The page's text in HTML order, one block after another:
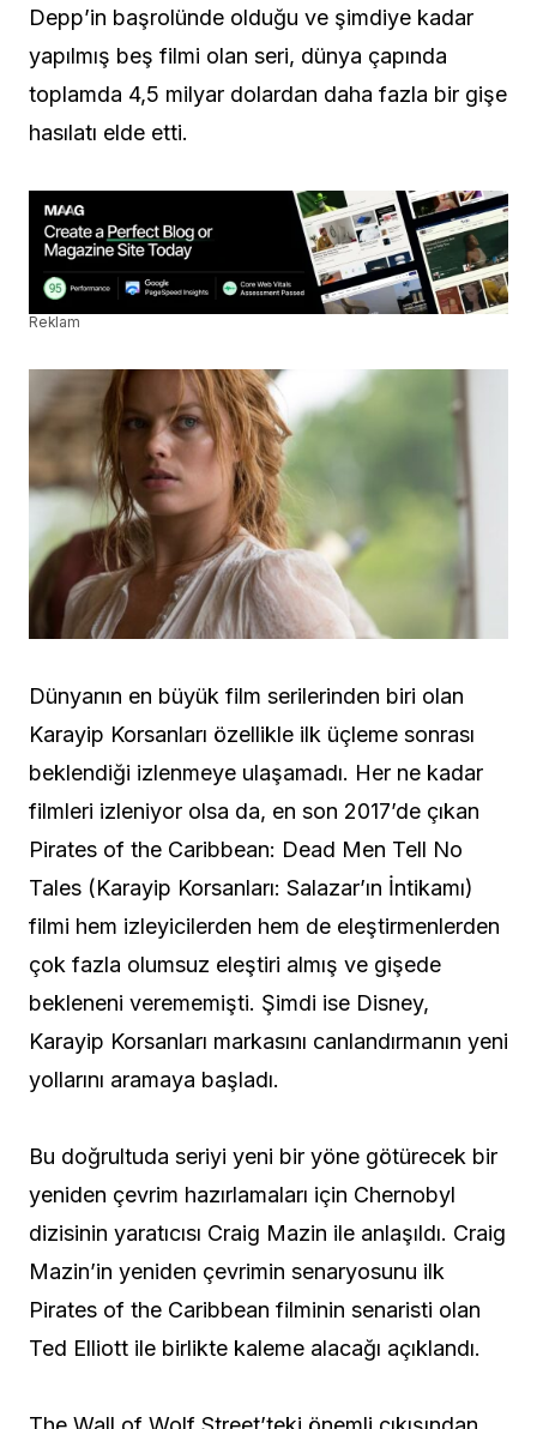
Depp’in başrolünde olduğu ve şimdiye kadar
yapılmış beş filmi olan seri, dünya çapında
toplamda 4,5 milyar dolardan daha fazla bir gişe
hasılatı elde etti.
Reklam
Dünyanın en büyük film serilerinden biri olan
Karayip Korsanları özellikle ilk üçleme sonrası
beklendiği izlenmeye ulaşamadı. Her ne kadar
filmleri izleniyor olsa da, en son 2017’de çıkan
Pirates of the Caribbean: Dead Men Tell No
Tales (Karayip Korsanları: Salazar’ın İntikamı)
filmi hem izleyicilerden hem de eleştirmenlerden
çok fazla olumsuz eleştiri almış ve gişede
bekleneni verememişti. Şimdi ise Disney,
Karayip Korsanları markasını canlandırmanın yeni
yollarını aramaya başladı.
Bu doğrultuda seriyi yeni bir yöne götürecek bir
yeniden çevrim hazırlamaları için Chernobyl
dizisinin yaratıcısı Craig Mazin ile anlaşıldı. Craig
Mazin’in yeniden çevrimin senaryosunu ilk
Pirates of the Caribbean filminin senaristi olan
Ted Elliott ile birlikte kaleme alacağı açıklandı.